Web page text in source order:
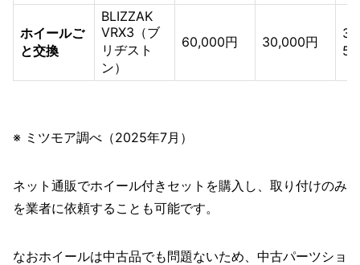
ホイールご
と交換
BLIZZAK
VRX3（ブ
リヂスト
ン）
60,000円 30,000円
※ ミツモア調べ（2025年7月）
ネット通販でホイール付きセットを購入し、取り付けのみ
を業者に依頼することも可能です。
なおホイールは中古品でも問題ないため、中古パーツショ